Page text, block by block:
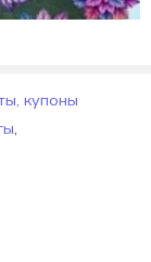
купоны
,